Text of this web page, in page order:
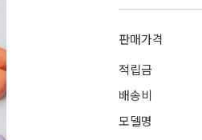
판매가격
적립금
배송비
모델명